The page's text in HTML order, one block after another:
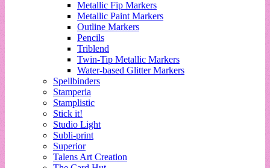
Metallic Fip Markers
Metallic Paint Markers
Outline Markers
Pencils
Triblend
Twin-Tip Metallic Markers
Water-based Glitter Markers
Spellbinders
Stamperia
Stamplistic
Stick it!
Studio Light
Subli-print
Superior
Talens Art Creation